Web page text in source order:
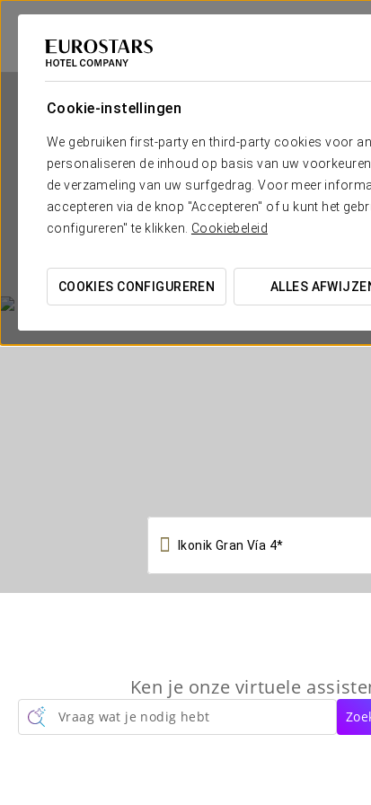
Cookie-instellingen
We gebruiken first-party en third-party cookies voor
personaliseren de inhoud op basis van uw
de verzameling van uw surfgedrag. Voor meer
accepteren via de knop "Accepteren" of u kunt het
configureren" te klikken. Cookiebeleid
COOKIES CONFIGUREREN ALLES

Ken je onze virtuele
Vraag wat je nodig hebt